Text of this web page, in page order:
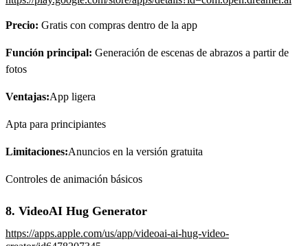
Precio: Gratis con compras dentro de la app
Función principal: Generación de escenas de abrazos a partir de
fotos
Ventajas:App ligera
Apta para principiantes
Limitaciones:Anuncios en la versión gratuita
Controles de animación básicos
8. VideoAI Hug Generator
https://apps.apple.com/us/app/videoai-ai-hug-video-